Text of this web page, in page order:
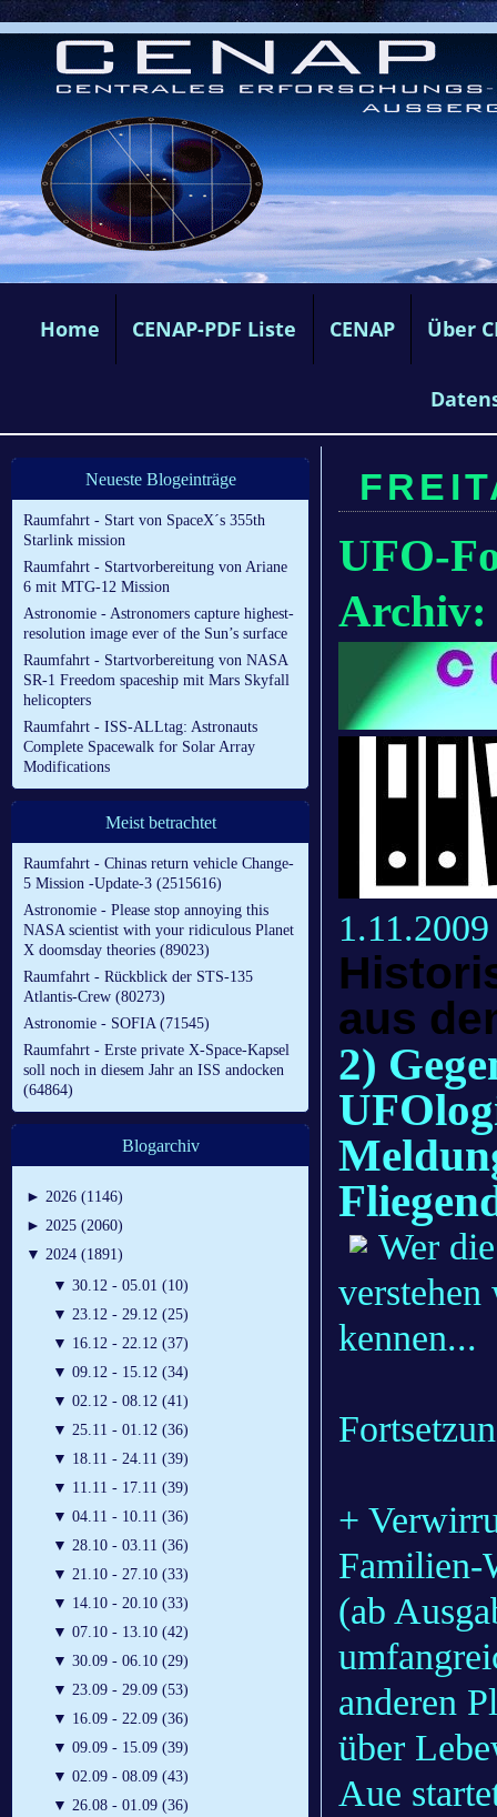
Home CENAP-PDF Liste CENAP Über
Neueste Blogeinträge
Raumfahrt - Start von SpaceX´s 355th
Starlink mission
Raumfahrt - Startvorbereitung von Ariane
6 mit MTG-12 Mission
Astronomie - Astronomers capture highest-
resolution image ever of the Sun’s surface
Raumfahrt - Startvorbereitung von NASA
SR-1 Freedom spaceship mit Mars Skyfall
helicopters
Raumfahrt - ISS-ALLtag: Astronauts
Complete Spacewalk for Solar Array
Modifications
Meist betrachtet
Raumfahrt - Chinas return vehicle Change-
5 Mission -Update-3 (2515616)
Astronomie - Please stop annoying this
NASA scientist with your ridiculous Planet
X doomsday theories (89023)
Raumfahrt - Rückblick der STS-135
Atlantis-Crew (80273)
Astronomie - SOFIA (71545)
Raumfahrt - Erste private X-Space-Kapsel
soll noch in diesem Jahr an ISS andocken
(64864)
Blogarchiv
► 2026 (1146)
► 2025 (2060)
▼ 2024 (1891)
▼ 30.12 - 05.01 (10)
▼ 23.12 - 29.12 (25)
▼ 16.12 - 22.12 (37)
▼ 09.12 - 15.12 (34)
▼ 02.12 - 08.12 (41)
▼ 25.11 - 01.12 (36)
▼ 18.11 - 24.11 (39)
▼ 11.11 - 17.11 (39)
▼ 04.11 - 10.11 (36)
▼ 28.10 - 03.11 (36)
▼ 21.10 - 27.10 (33)
▼ 14.10 - 20.10 (33)
▼ 07.10 - 13.10 (42)
▼ 30.09 - 06.10 (29)
▼ 23.09 - 29.09 (53)
▼ 16.09 - 22.09 (36)
▼ 09.09 - 15.09 (39)
▼ 02.09 - 08.09 (43)
▼ 26.08 - 01.09 (36)
UFO-
Archiv:
1.11.2009
aus
2)
Wer
verstehen
kennen...
+
Familien-
(ab
anderen
über
Aue